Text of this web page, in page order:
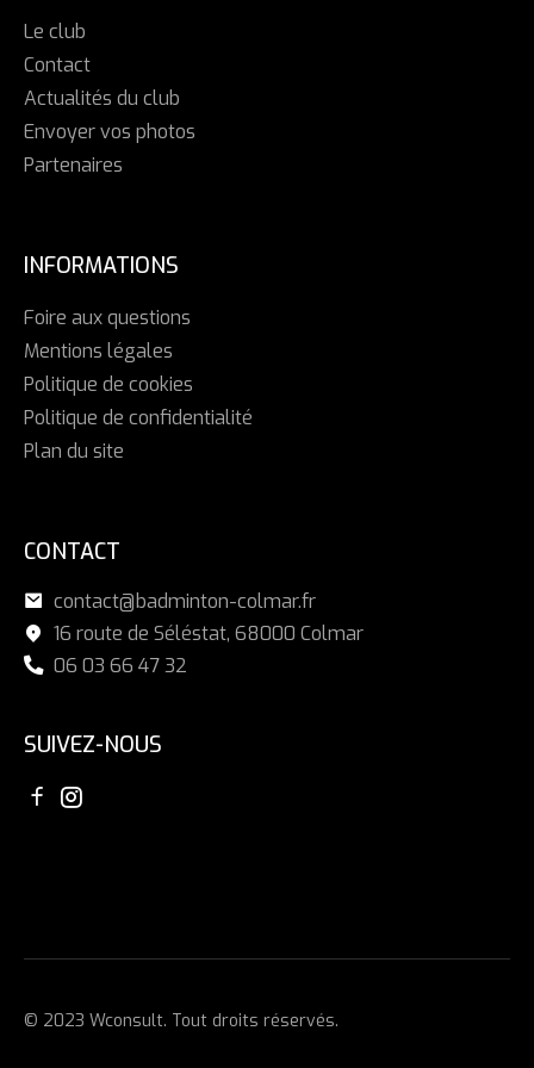
Le club
Contact
Actualités du club
Envoyer vos photos
Partenaires
INFORMATIONS
Foire aux questions
Mentions légales
Politique de cookies
Politique de confidentialité
Plan du site
CONTACT
contact@badminton-colmar.fr
16 route de Séléstat, 68000 Colmar
06 03 66 47 32
SUIVEZ-NOUS
© 2023 Wconsult. Tout droits réservés.